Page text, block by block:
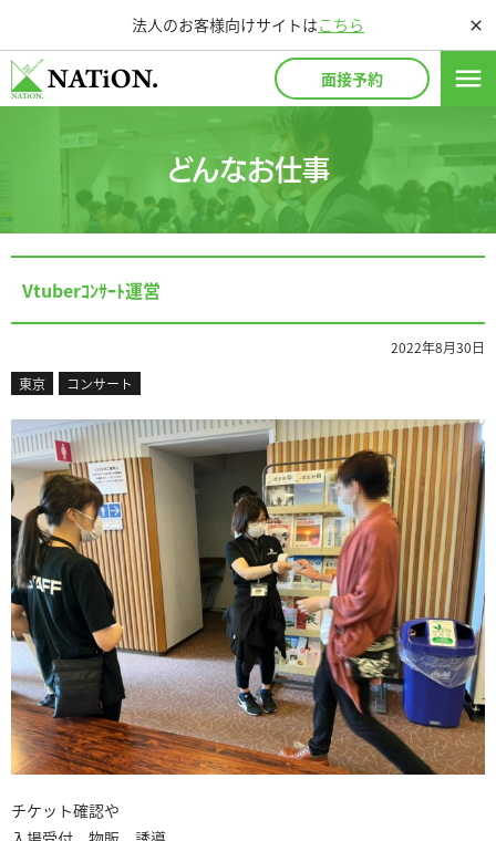
法人のお客様向けサイトはこちら close
面接予約 menu
どんなお仕事
Vtuberｺﾝｻｰﾄ運営
2022年8月30日
東京
コンサート
チケット確認や